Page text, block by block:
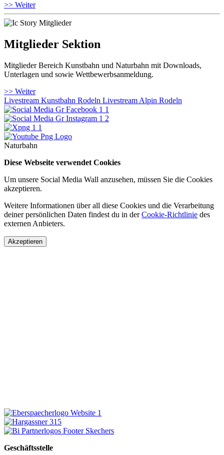
>> Weiter
Mitglieder Sektion
Mitglieder Bereich Kunstbahn und Naturbahn mit Downloads,
Unterlagen und sowie Wettbewerbsanmeldung.
>> Weiter
Livestream Kunstbahn Rodeln Livestream Alpin Rodeln
Naturbahn
Diese Webseite verwendet Cookies
Um unsere Social Media Wall anzusehen, müssen Sie die Cookies
akzeptieren.
Weitere Informationen über all diese Cookies und die Verarbeitung
deiner persönlichen Daten findest du in derCookie-Richtlinie des
externen Anbieters.
Akzeptieren
Geschäftsstelle